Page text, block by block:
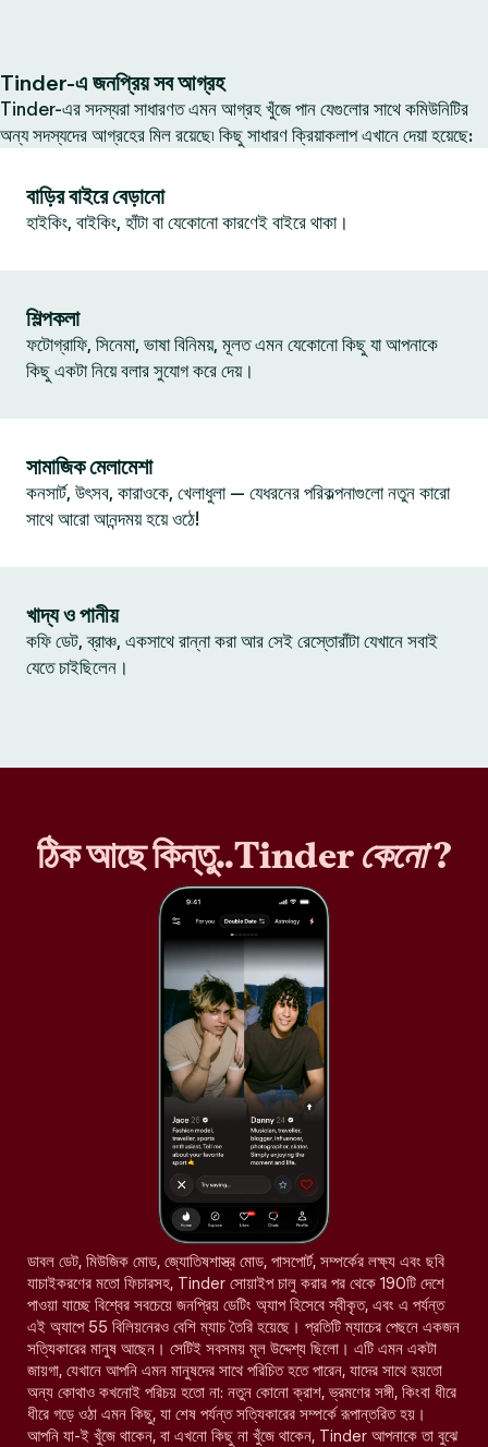
Tinder-এ জনপ্রিয় সব আগ্রহ
Tinder-এর সদস্যরা সাধারণত এমন আগ্রহ খুঁজে পান যেগুলোর সাথে কমিউনিটির
অন্য সদস্যদের আগ্রহের মিল রয়েছে৷ কিছু সাধারণ ক্রিয়াকলাপ এখানে দেয়া হয়েছে:
বাড়ির বাইরে বেড়ানো
হাইকিং, বাইকিং, হাঁটা বা যেকোনো কারণেই বাইরে থাকা।
শিল্পকলা
ফটোগ্রাফি, সিনেমা, ভাষা বিনিময়, মূলত এমন যেকোনো কিছু যা আপনাকে
কিছু একটা নিয়ে বলার সুযোগ করে দেয়।
সামাজিক মেলামেশা
কনসার্ট, উৎসব, কারাওকে, খেলাধুলা — যেধরনের পরিকল্পনাগুলো নতুন কারো
সাথে আরো আনন্দময় হয়ে ওঠে!
খাদ্য ও পানীয়
কফি ডেট, ব্রাঞ্চ, একসাথে রান্না করা আর সেই রেস্তোরাঁটা যেখানে সবাই
যেতে চাইছিলেন।
ঠিক আছে কিন্তু..Tinderকেনো?
ডাবল ডেট, মিউজিক মোড, জ্যোতিষশাস্ত্র মোড, পাসপোর্ট, সম্পর্কের লক্ষ্য এবং ছবি
যাচাইকরণের মতো ফিচারসহ, Tinder সোয়াইপ চালু করার পর থেকে 190টি দেশে
পাওয়া যাচ্ছে বিশ্বের সবচেয়ে জনপ্রিয় ডেটিং অ্যাপ হিসেবে স্বীকৃত, এবং এ পর্যন্ত
এই অ্যাপে 55 বিলিয়নেরও বেশি ম্যাচ তৈরি হয়েছে। প্রতিটি ম্যাচের পেছনে একজন
সত্যিকারের মানুষ আছেন। সেটিই সবসময় মূল উদ্দেশ্য ছিলো। এটি এমন একটা
জায়গা, যেখানে আপনি এমন মানুষদের সাথে পরিচিত হতে পারেন, যাদের সাথে হয়তো
অন্য কোথাও কখনোই পরিচয় হতো না: নতুন কোনো ক্রাশ, ভ্রমণের সঙ্গী, কিংবা ধীরে
ধীরে গড়ে ওঠা এমন কিছু, যা শেষ পর্যন্ত সত্যিকারের সম্পর্কে রূপান্তরিত হয়।
আপনি যা-ই খুঁজে থাকেন, বা এখনো কিছু না খুঁজে থাকেন, Tinder আপনাকে তা বুঝে